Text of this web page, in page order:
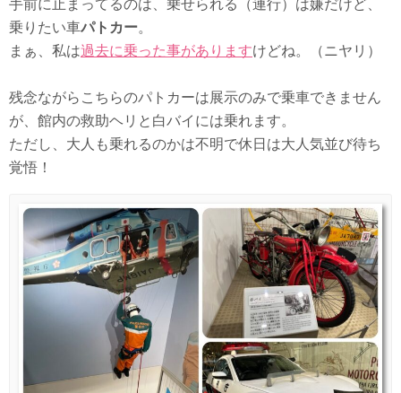
手前に止まってるのは、乗せられる（連行）は嫌だけど、
乗りたい車パトカー。
まぁ、私は過去に乗った事がありますけどね。（ニヤリ）
残念ながらこちらのパトカーは展示のみで乗車できません
が、館内の救助ヘリと白バイには乗れます。
ただし、大人も乗れるのかは不明で休日は大人気並び待ち
覚悟！